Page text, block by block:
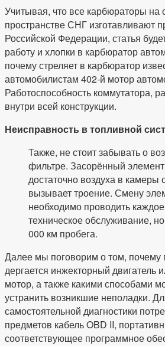
Учитывая, что все карбюраторы на
пространстве СНГ изготавливают
Российской Федерации, статья
работу и хлопки в карбюратор
почему стреляет в карбюратор
автомобилистам 402-й мотор
Работоспособность коммутатора,
внутри всей конструкции.
Неисправность в топливной
Также, не стоит забывать о
фильтре. Засорённый элемент
достаточно воздуха в камеры
вызывает троение. Смену
необходимо проводить
техническое обслуживание,
000 км пробега.
Далее мы поговорим о том, почему
дергается инжекторный двигатель
мотор, а также какими способами
устранить возникшие неполадки.
самостоятельной диагностики
предметов кабель OBD II,
соответствующее программное